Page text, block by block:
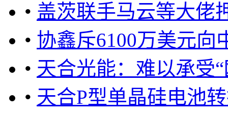
• 盖茨联手马云等大佬
• 协鑫斥6100万美元向
• 天合光能：难以承受
• 天合P型单晶硅电池